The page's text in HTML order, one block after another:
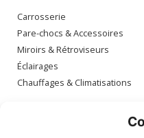
Carrosserie
Pare-chocs & Accessoires
Miroirs & Rétroviseurs
Éclairages
Chauffages & Climatisations